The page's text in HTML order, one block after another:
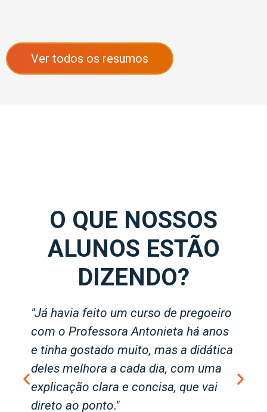
Ver todos os resumos
O QUE NOSSOS
ALUNOS ESTÃO
DIZENDO?
"Professores com excelente
conteúdo técnico!"
Amanda S.
SENAC/DF